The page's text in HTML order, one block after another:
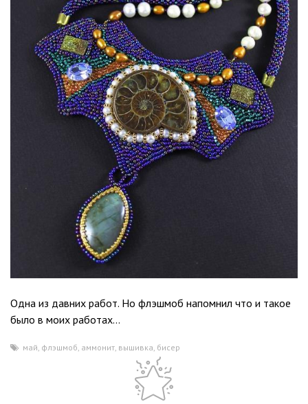
Одна из давних работ. Но флэшмоб напомнил что и такое
было в моих работах…
май, флэшмоб, аммонит, вышивка, бисер